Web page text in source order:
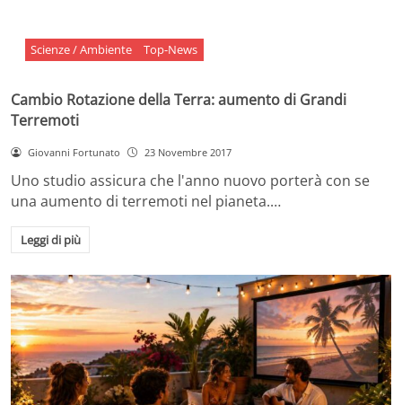
Scienze / Ambiente Top-News
Cambio Rotazione della Terra: aumento di Grandi
Terremoti
Giovanni Fortunato 23 Novembre 2017
Uno studio assicura che l'anno nuovo porterà con se
una aumento di terremoti nel pianeta.…
Leggi di più